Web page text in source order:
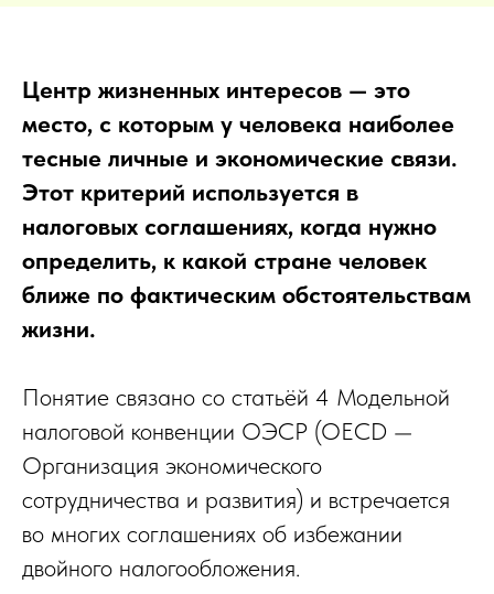
Центр жизненных интересов — это
место, с которым у человека наиболее
тесные личные и экономические связи.
Этот критерий используется в
налоговых соглашениях, когда нужно
определить, к какой стране человек
ближе по фактическим обстоятельствам
жизни.
Понятие связано со статьёй 4 Модельной
налоговой конвенции ОЭСР (OECD —
Организация экономического
сотрудничества и развития) и встречается
во многих соглашениях об избежании
двойного налогообложения.